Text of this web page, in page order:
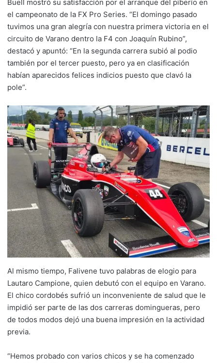
Buell mostró su satisfacción por el arranque del piberío en
el campeonato de la FX Pro Series. “El domingo pasado
tuvimos una gran alegría con nuestra primera victoria en el
circuito de Varano dentro la F4 con Joaquín Rubino”,
destacó y apuntó: “En la segunda carrera subió al podio
también por el tercer puesto, pero ya en clasificación
habían aparecidos felices indicios puesto que clavó la
pole”.
Al mismo tiempo, Falivene tuvo palabras de elogio para
Lautaro Campione, quien debutó con el equipo en Varano.
El chico cordobés sufrió un inconveniente de salud que le
impidió ser parte de las dos carreras domingueras, pero
de todos modos dejó una buena impresión en la actividad
previa.
“Hemos probado con varios chicos y se ha comenzado